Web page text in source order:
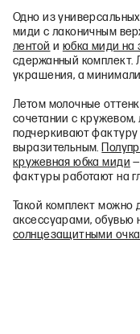
Одно из
миди с лаконичным
лентой и юбка миди на
сдержанный комплект.
украшения, а
Летом молочные
сочетании с
подчеркивают
выразительным.
кружевная юбка миди
фактуры работают на
Такой комплект
аксессуарами, обувью
солнцезащитными